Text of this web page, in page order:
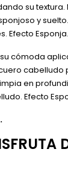
su textura.
y
Efecto Esponja.
cómoda
cabelludo
en
Efecto